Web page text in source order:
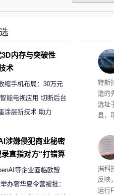
特斯
造的
选址
县，
在
疑
建
超 1
患
据科
反映
运行
内存与突破性
术
缩手机布局：30万元
将被逐步清退
能电视应用 切断后台
规行为
涂层新技术 助力
涉嫌侵犯商业秘密
直指对方“打错算
等企业面临欧盟
新执法权限审查
办奢华夏令营被批：